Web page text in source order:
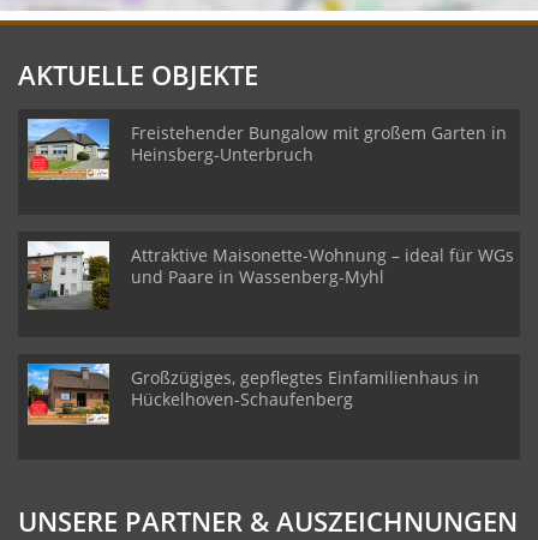
AKTUELLE OBJEKTE
Freistehender Bungalow mit großem Garten in
Heinsberg-Unterbruch
Attraktive Maisonette-Wohnung – ideal für WGs
und Paare in Wassenberg-Myhl
Großzügiges, gepflegtes Einfamilienhaus in
Hückelhoven-Schaufenberg
UNSERE PARTNER & AUSZEICHNUNGEN